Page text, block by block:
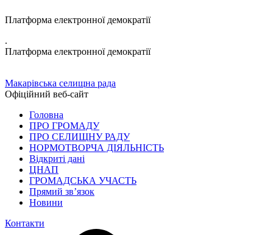
Платформа електронної демократії
.
Платформа електронної демократії
Макарівська селищна рада
Офіційний веб-сайт
Головна
ПРО ГРОМАДУ
ПРО СЕЛИЩНУ РАДУ
НОРМОТВОРЧА ДІЯЛЬНІСТЬ
Відкриті дані
ЦНАП
ГРОМАДСЬКА УЧАСТЬ
Прямий зв’язок
Новини
Контакти